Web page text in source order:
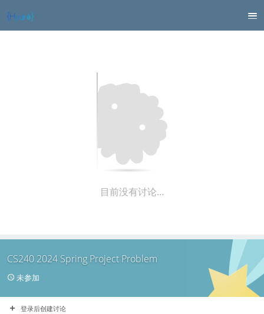
目前没有讨论…
CS240 2024 Spring Project Problem
未参加
登录后创建讨论